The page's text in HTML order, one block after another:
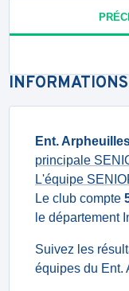
INFORMATIONS
Ent.
principale
L'équipe
Le club compte
le département
Suivez les
équipes du Ent.